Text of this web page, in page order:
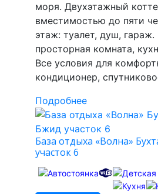
моря. Двухэтажный
вместимостью до пяти
этаж: туалет, душ,
просторная комната,
Все условия для
кондиционер,
Подробнее
База отдыха «Волна»
участок 6